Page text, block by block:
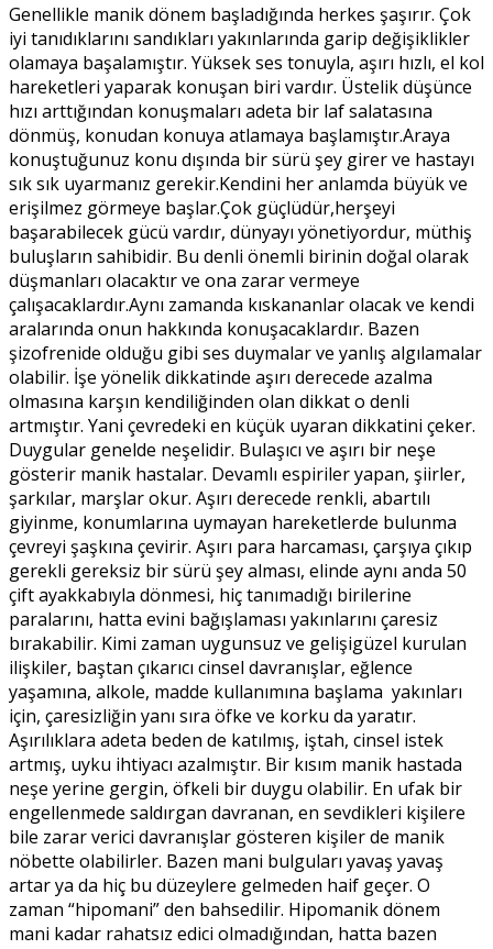
Genellikle manik dönem başladığında herkes şaşırır. Çok
iyi tanıdıklarını sandıkları yakınlarında garip değişiklikler
olamaya başalamıştır. Yüksek ses tonuyla, aşırı hızlı, el kol
hareketleri yaparak konuşan biri vardır. Üstelik düşünce
hızı arttığından konuşmaları adeta bir laf salatasına
dönmüş, konudan konuya atlamaya başlamıştır.Araya
konuştuğunuz konu dışında bir sürü şey girer ve hastayı
sık sık uyarmanız gerekir.Kendini her anlamda büyük ve
erişilmez görmeye başlar.Çok güçlüdür,herşeyi
başarabilecek gücü vardır, dünyayı yönetiyordur, müthiş
buluşların sahibidir. Bu denli önemli birinin doğal olarak
düşmanları olacaktır ve ona zarar vermeye
çalışacaklardır.Aynı zamanda kıskananlar olacak ve kendi
aralarında onun hakkında konuşacaklardır. Bazen
şizofrenide olduğu gibi ses duymalar ve yanlış algılamalar
olabilir. İşe yönelik dikkatinde aşırı derecede azalma
olmasına karşın kendiliğinden olan dikkat o denli
artmıştır. Yani çevredeki en küçük uyaran dikkatini çeker.
Duygular genelde neşelidir. Bulaşıcı ve aşırı bir neşe
gösterir manik hastalar. Devamlı espiriler yapan, şiirler,
şarkılar, marşlar okur. Aşırı derecede renkli, abartılı
giyinme, konumlarına uymayan hareketlerde bulunma
çevreyi şaşkına çevirir. Aşırı para harcaması, çarşıya çıkıp
gerekli gereksiz bir sürü şey alması, elinde aynı anda 50
çift ayakkabıyla dönmesi, hiç tanımadığı birilerine
paralarını, hatta evini bağışlaması yakınlarını çaresiz
bırakabilir. Kimi zaman uygunsuz ve gelişigüzel kurulan
ilişkiler, baştan çıkarıcı cinsel davranışlar, eğlence
yaşamına, alkole, madde kullanımına başlama yakınları
için, çaresizliğin yanı sıra öfke ve korku da yaratır.
Aşırılıklara adeta beden de katılmış, iştah, cinsel istek
artmış, uyku ihtiyacı azalmıştır. Bir kısım manik hastada
neşe yerine gergin, öfkeli bir duygu olabilir. En ufak bir
engellenmede saldırgan davranan, en sevdikleri kişilere
bile zarar verici davranışlar gösteren kişiler de manik
nöbette olabilirler. Bazen mani bulguları yavaş yavaş
artar ya da hiç bu düzeylere gelmeden haif geçer. O
zaman “hipomani” den bahsedilir. Hipomanik dönem
mani kadar rahatsız edici olmadığından, hatta bazen